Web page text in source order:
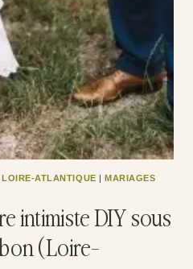
ATLANTIQUE |MARIAGES
intimiste DIY sous
(Loire-